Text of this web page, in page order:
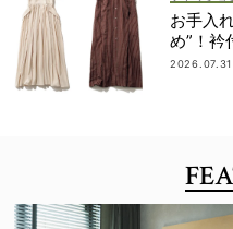
お手入
め”！衿
2026.07.31